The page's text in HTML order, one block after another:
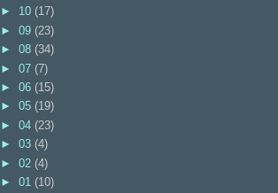
► 10 (17)
► 09 (23)
► 08 (34)
► 07 (7)
► 06 (15)
► 05 (19)
► 04 (23)
► 03 (4)
► 02 (4)
► 01 (10)